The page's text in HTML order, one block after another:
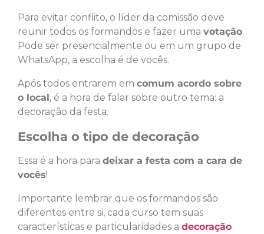
Para evitar conflito, o líder da comissão deve
reunir todos os formandos e fazer uma votação.
Pode ser presencialmente ou em um grupo de
WhatsApp, a escolha é de vocês.
Após todos entrarem em comum acordo sobre
o local, é a hora de falar sobre outro tema: a
decoração da festa.
Escolha o tipo de decoração
Essa é a hora para deixar a festa com a cara de
vocês!
Importante lembrar que os formandos são
diferentes entre si, cada curso tem suas
características e particularidades a decoração